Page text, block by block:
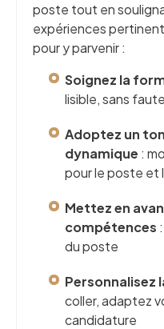
poste tout en
expériences
pour y parvenir :
Soignez la
lisible, sans
Adoptez un
dynamique :
pour le poste et
Mettez en
compétences
du poste
Personnalisez
coller, adaptez
candidature